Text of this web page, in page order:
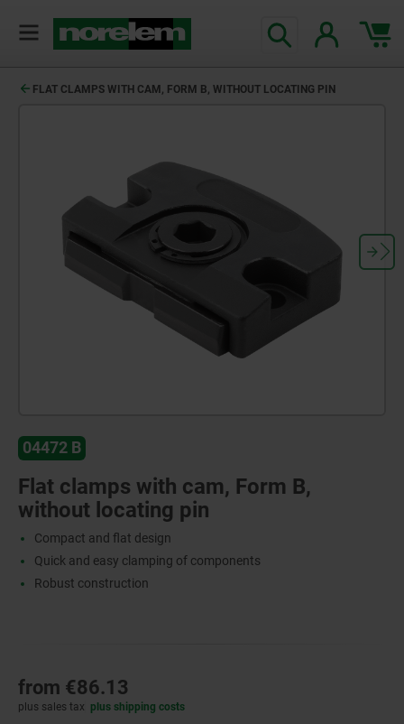
FLAT CLAMPS WITH CAM, FORM B, WITHOUT LOCATING PIN
04472 B
Flat clamps with cam, Form B,
without locating pin
Compact and flat design
Quick and easy clamping of components
Robust construction
from €86.13
plus sales tax plus shipping costs